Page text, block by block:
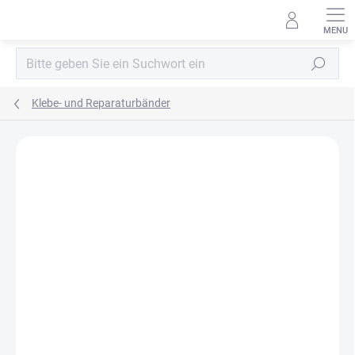
Suchen
Klebe- und Reparaturbänder